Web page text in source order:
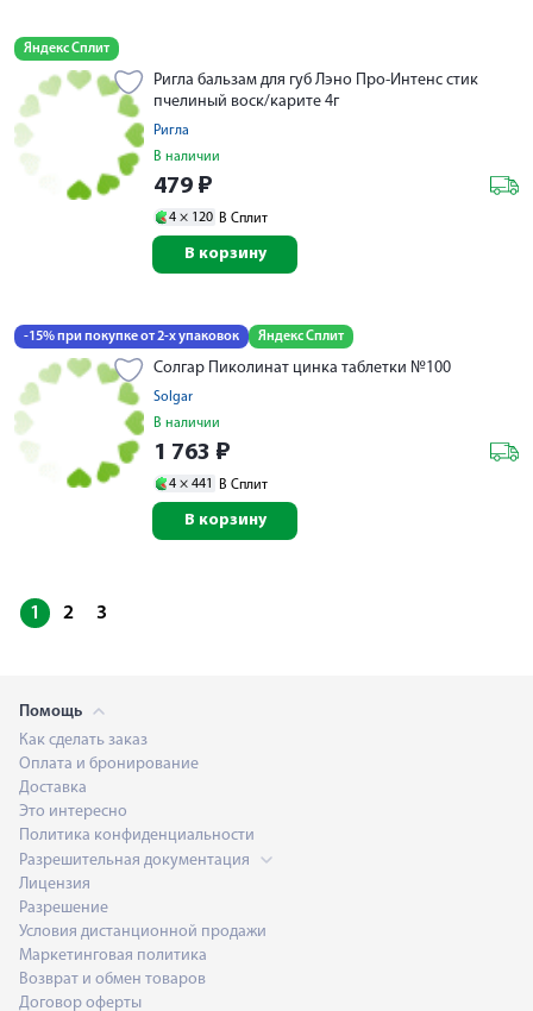
Яндекс Сплит
Ригла бальзам для губ Лэно Про-Интенс стик
пчелиный воск/карите 4г
Ригла
В наличии
479 ₽
4 × 120 В Сплит
В корзину
-15% при покупке от 2-х упаковок Яндекс Сплит
Солгар Пиколинат цинка таблетки №100
Solgar
В наличии
1 763 ₽
4 × 441 В Сплит
В корзину
1 2 3
Помощь
Как сделать заказ
Оплата и бронирование
Доставка
Это интересно
Политика конфиденциальности
Разрешительная документация
Лицензия
Разрешение
Условия дистанционной продажи
Маркетинговая политика
Возврат и обмен товаров
Договор оферты